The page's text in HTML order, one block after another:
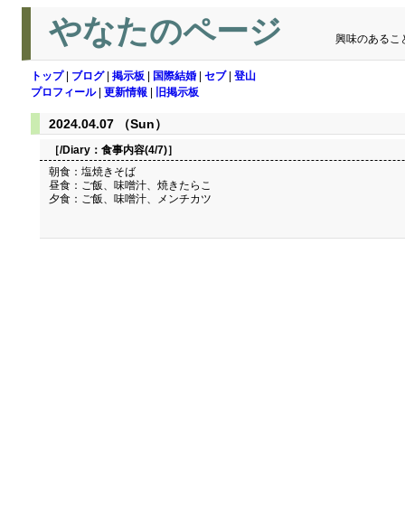
やなたのページ 興味のあるこ
トップ| ブログ| 掲示板 国際結婚 セブ| 登山
プロフィール| 更新情報 旧掲示板
2024.04.07 （Sun）
［/Diary： 食事内容(4/7)］
朝食：塩焼きそば
昼食：ご飯、味噌汁、焼きたらこ
夕食：ご飯、味噌汁、メンチカツ